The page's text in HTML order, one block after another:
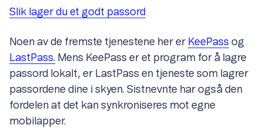
Slik lager du et godt passord
Noen av de fremste tjenestene her er KeePass og
LastPass. Mens KeePass er et program for å lagre
passord lokalt, er LastPass en tjeneste som lagrer
passordene dine i skyen. Sistnevnte har også den
fordelen at det kan synkroniseres mot egne
mobilapper.